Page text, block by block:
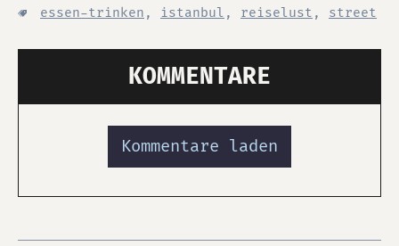
essen-trinken , istanbul , reiselust , street
KOMMENTARE
Kommentare laden